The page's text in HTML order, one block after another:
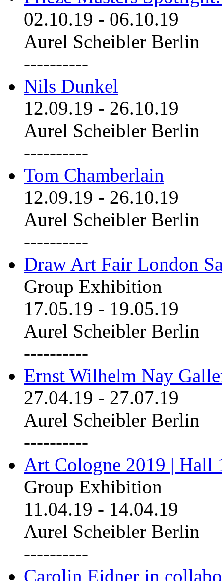
02.10.19 - 06.10.19
Aurel Scheibler Berlin
----------
Nils Dunkel
12.09.19 - 26.10.19
Aurel Scheibler Berlin
----------
Tom Chamberlain
12.09.19 - 26.10.19
Aurel Scheibler Berlin
----------
Draw Art Fair London
Group Exhibition
17.05.19 - 19.05.19
Aurel Scheibler Berlin
----------
Ernst Wilhelm Nay
27.04.19 - 27.07.19
Aurel Scheibler Berlin
----------
Art Cologne 2019 | Hall
Group Exhibition
11.04.19 - 14.04.19
Aurel Scheibler Berlin
----------
Carolin Eidner in